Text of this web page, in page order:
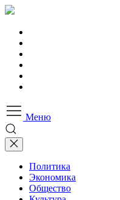
Меню
Политика
Экономика
Общество